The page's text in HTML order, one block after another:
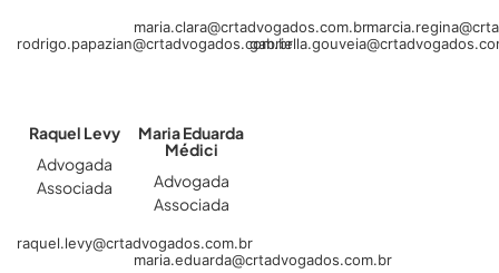
rodrigo.papazian@crtadvogados.com.br
maria.clara@crtadvogados.com.br
Raquel Levy
Advogada
Associada
raquel.levy@crtadvogados.com.br
Maria Eduarda
Médici
Advogada
Associada
maria.eduarda@crtadvogados.com.br